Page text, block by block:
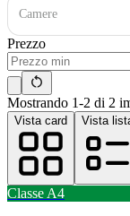
Camere
Prezzo
Mostrando 1-2 di 2
Vista card Vista
Classe A4